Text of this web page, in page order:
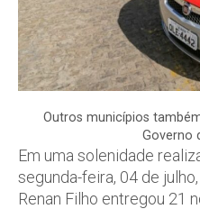
Outros municípios
Governo
Em uma solenidade
segunda-feira, 04 de
Renan Filho entregou 21